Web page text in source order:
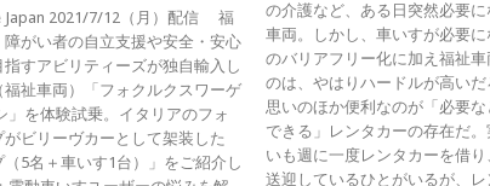
Japan 2021/7/12（月）配信 福
がい者の自立支援や安全・安心
すアビリティーズが独自輸入し
福祉車両）「フォクルクスワーゲ
」を体験試乗。イタリアのフォ
ビリーヴカーとして架装した
（5名＋車いす1台）」をご紹介し
の介護など、ある日突然必要
車両。しかし、車いすが必要
のバリアフリー化に加え福祉
のは、やはりハードルが高いだ
思いのほか便利なのが「必要
できる」レンタカーの存在だ
いも週に一度レンタカーを借
送迎しているひとがいるが、